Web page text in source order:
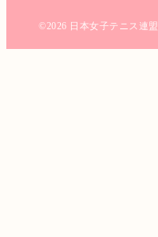
©2026 日本女子テニス連